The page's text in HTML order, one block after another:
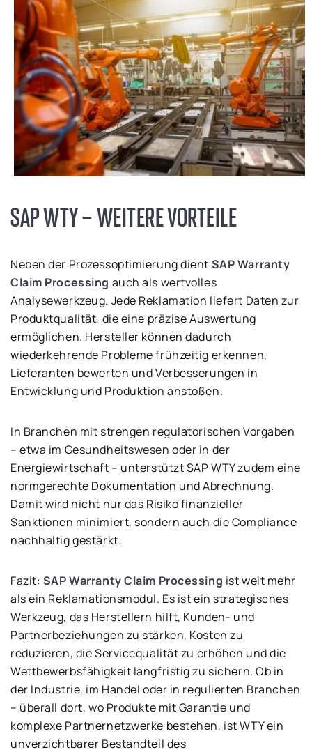
SAP WTY – WEITERE VORTEILE
Neben der Prozessoptimierung dient SAP Warranty
Claim Processing auch als wertvolles
Analysewerkzeug. Jede Reklamation liefert Daten zur
Produktqualität, die eine präzise Auswertung
ermöglichen. Hersteller können dadurch
wiederkehrende Probleme frühzeitig erkennen,
Lieferanten bewerten und Verbesserungen in
Entwicklung und Produktion anstoßen.
In Branchen mit strengen regulatorischen Vorgaben
– etwa im Gesundheitswesen oder in der
Energiewirtschaft – unterstützt SAP WTY zudem eine
normgerechte Dokumentation und Abrechnung.
Damit wird nicht nur das Risiko finanzieller
Sanktionen minimiert, sondern auch die Compliance
nachhaltig gestärkt.
Fazit: SAP Warranty Claim Processing ist weit mehr
als ein Reklamationsmodul. Es ist ein strategisches
Werkzeug, das Herstellern hilft, Kunden- und
Partnerbeziehungen zu stärken, Kosten zu
reduzieren, die Servicequalität zu erhöhen und die
Wettbewerbsfähigkeit langfristig zu sichern. Ob in
der Industrie, im Handel oder in regulierten Branchen
– überall dort, wo Produkte mit Garantie und
komplexe Partnernetzwerke bestehen, ist WTY ein
unverzichtbarer Bestandteil des